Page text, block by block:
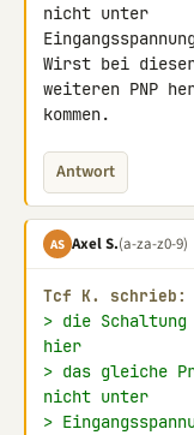
nicht unter
Wirst bei
weiteren PNP
kommen.
Antwort
AS Axel S.(a-za-z0-9)
Tcf K. schrieb:
> die
hier
> das gleiche
nicht unter
>